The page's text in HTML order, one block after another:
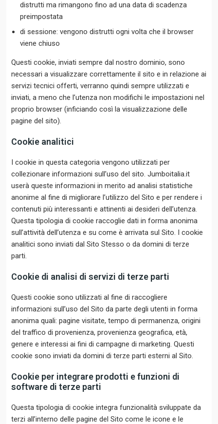
distrutti ma rimangono fino ad una data di scadenza
preimpostata
di sessione: vengono distrutti ogni volta che il browser
viene chiuso
Questi cookie, inviati sempre dal nostro dominio, sono
necessari a visualizzare correttamente il sito e in relazione ai
servizi tecnici offerti, verranno quindi sempre utilizzati e
inviati, a meno che l’utenza non modifichi le impostazioni nel
proprio browser (inficiando così la visualizzazione delle
pagine del sito).
Cookie analitici
I cookie in questa categoria vengono utilizzati per
collezionare informazioni sull’uso del sito. Jumboitalia.it
userà queste informazioni in merito ad analisi statistiche
anonime al fine di migliorare l’utilizzo del Sito e per rendere i
contenuti più interessanti e attinenti ai desideri dell’utenza.
Questa tipologia di cookie raccoglie dati in forma anonima
sull’attività dell’utenza e su come è arrivata sul Sito. I cookie
analitici sono inviati dal Sito Stesso o da domini di terze
parti.
Cookie di analisi di servizi di terze parti
Questi cookie sono utilizzati al fine di raccogliere
informazioni sull’uso del Sito da parte degli utenti in forma
anonima quali: pagine visitate, tempo di permanenza, origini
del traffico di provenienza, provenienza geografica, età,
genere e interessi ai fini di campagne di marketing. Questi
cookie sono inviati da domini di terze parti esterni al Sito.
Cookie per integrare prodotti e funzioni di
software di terze parti
Questa tipologia di cookie integra funzionalità sviluppate da
terzi all’interno delle pagine del Sito come le icone e le